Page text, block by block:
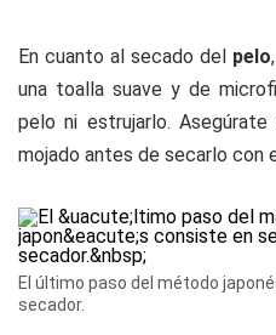
En cuanto al secado del pelo
una toalla suave y de
pelo ni estrujarlo.
mojado antes de secarlo con
El último paso del método
secador.